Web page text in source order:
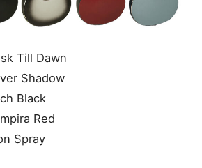
Till Dawn
Shadow
Black
Red
Spray